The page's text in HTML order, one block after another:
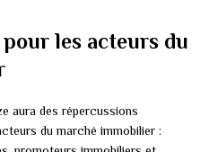
les acteurs du
aura des répercussions
du marché immobilier :